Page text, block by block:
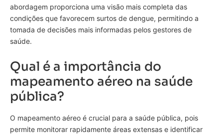
abordagem proporciona uma visão mais completa das
condições que favorecem surtos de dengue, permitindo a
tomada de decisões mais informadas pelos gestores de
saúde.
Qual é a importância do
mapeamento aéreo na saúde
pública?
O mapeamento aéreo é crucial para a saúde pública, pois
permite monitorar rapidamente áreas extensas e identificar